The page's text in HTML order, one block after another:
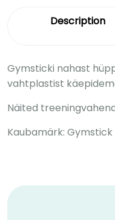
Description
Gymsticki nahast
vahtplastist
Näited
Kaubamärk: Gymstick